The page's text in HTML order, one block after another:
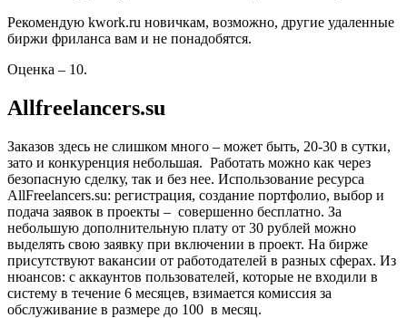
Рекомендую kwork.ru новичкам, возможно, другие удаленные
биржи фриланса вам и не понадобятся.
Оценка – 10.
Allfreelancers.su
Заказов здесь не слишком много – может быть, 20-30 в сутки,
зато и конкуренция небольшая. Работать можно как через
безопасную сделку, так и без нее. Использование ресурса
AllFreelancers.su: регистрация, создание портфолио, выбор и
подача заявок в проекты – совершенно бесплатно. За
небольшую дополнительную плату от 30 рублей можно
выделять свою заявку при включении в проект. На бирже
присутствуют вакансии от работодателей в разных сферах. Из
нюансов: с аккаунтов пользователей, которые не входили в
систему в течение 6 месяцев, взимается комиссия за
обслуживание в размере до 100 в месяц.